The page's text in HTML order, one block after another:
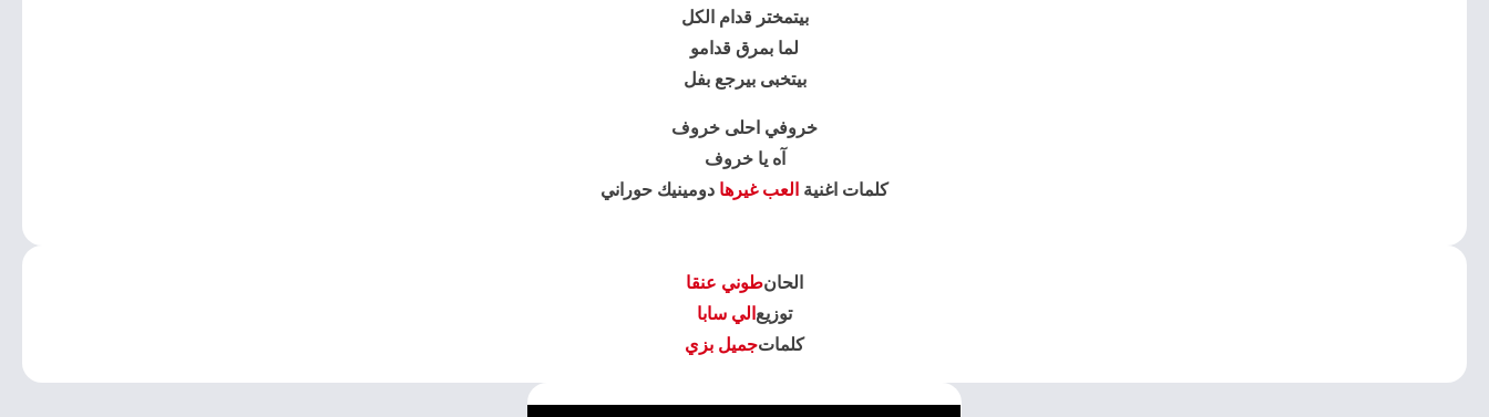
بيتمختر قدام الكل
لما بمرق قدامو
بيتخبى بيرجع بفل
خروفي احلى خروف
آه يا خروف
كلمات اغنية العب غيرها دومينيك حوراني
الحانطوني عنقا
توزيع الي سابا
كلماتجميل بزي